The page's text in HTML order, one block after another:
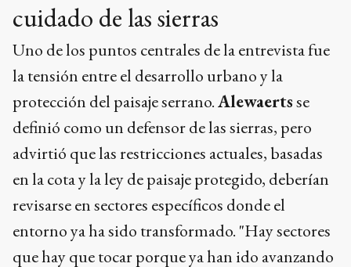
cuidado de las sierras
Uno de los puntos centrales de la entrevista fue
la tensión entre el desarrollo urbano y la
protección del paisaje serrano.Alewaertsse
definió como un defensor de las sierras, pero
advirtió que las restricciones actuales, basadas
en la cota y la ley de paisaje protegido, deberían
revisarse en sectores específicos donde el
entorno ya ha sido transformado. "Hay sectores
que hay que tocar porque ya han ido avanzando